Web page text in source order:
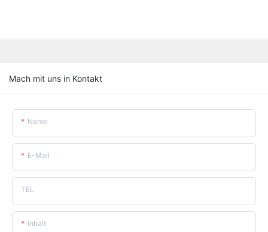
Mach mit uns in Kontakt
Name
E-Mail
TEL
Inhalt